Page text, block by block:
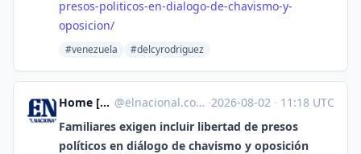
presos-politicos-en-dialogo-de-chavismo-y-
oposicion/
#venezuela #delcyrodriguez
Home [Unofficial] @elnacional.com@web.brid.gy ·2026-08-02 · 11:18 UTC
Familiares exigen incluir libertad de presos
políticos en diálogo de chavismo y oposición